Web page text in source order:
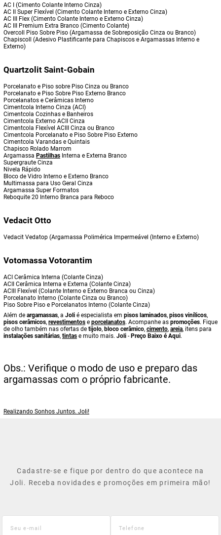
AC I (Cimento Colante Interno Cinza)
AC II Super Flexível (Cimento Colante Interno e Externo Cinza)
AC III Flex (Cimento Colante Interno e Externo Cinza)
AC III Premium Extra Branco (Cimento Colante)
Overcoll Piso Sobre Piso (Argamassa de Sobreposição Cinza ou Branco)
Chapiscoll (Adesivo Plastificante para Chapiscos e Argamassas Interno e
Externo)
Quartzolit Saint-Gobain
Porcelanato e Piso sobre Piso Cinza ou Branco
Porcelanato e Piso Sobre Piso Externo Branco
Porcelanatos e Cerâmicas Interno
Cimentcola Interno Cinza (ACI)
Cimentcola Cozinhas e Banheiros
Cimentcola Externo ACII Cinza
Cimentcola Flexível ACIII Cinza ou Branco
Cimentcola Porcelanato e Piso Sobre Piso Externo
Cimentcola Varandas e Quintais
Chapisco Rolado Marrom
Argamassa Pastilhas Interna e Externa Branco
Supergraute Cinza
Nivela Rápido
Bloco de Vidro Interno e Externo Branco
Multimassa para Uso Geral Cinza
Argamassa Super Formatos
Reboquite 20 Interno Branca para Reboco
Vedacit Otto
Vedacit Vedatop (Argamassa Polimérica Impermeável (Interno e Externo)
Votomassa Votorantim
ACI Cerâmica Interna (Colante Cinza)
ACII Cerâmica Interna e Externa (Colante Cinza)
ACIII Flexível (Colante Interno e Externo Branca ou Cinza)
Porcelanato Interno (Colante Cinza ou Branco)
Piso Sobre Piso e Porcelanatos Interno (Colante Cinza)
Além de argamassas, a Joli é especialista em pisos laminados, pisos vinílicos,
pisos cerâmicos, revestimentos e porcelanatos. Acompanhe as promoções. Fique
de olho também nas ofertas de tijolo, bloco cerâmico, cimento, areia, itens para
instalações sanitárias, tintas e muito mais. Joli - Preço Baixo é Aqui.
Obs.: Verifique o modo de uso e preparo das
argamassas com o próprio fabricante.
Realizando Sonhos Juntos. Joli!
Cadastre-se e fique por dentro do que acontece na
Joli. Receba novidades e promoções em primeira mão!